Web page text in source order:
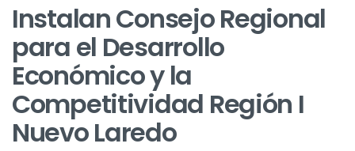
Instalan Consejo Regional
para el Desarrollo
Económico y la
Competitividad Región I
Nuevo Laredo